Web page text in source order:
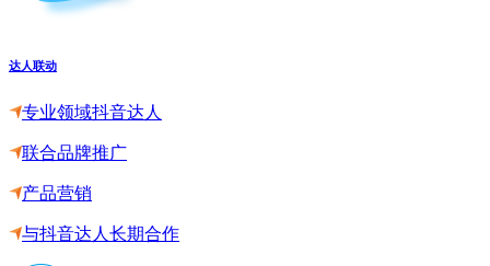
达人联动
专业领域抖音达人
联合品牌推广
产品营销
与抖音达人长期合作